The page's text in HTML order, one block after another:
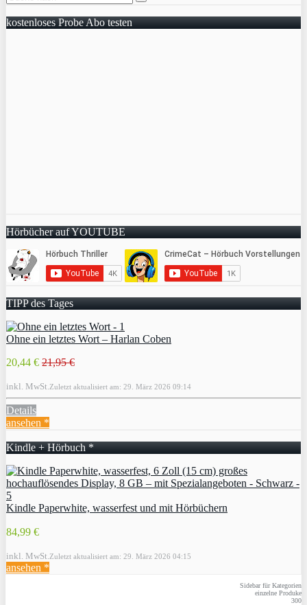
kostenloses Probe Abo testen
Hörbücher auf YOUTUBE
TIPP des Tages
Ohne ein letztes Wort – Harlan Coben
20,44 € 21,95 €
inkl. MwSt. Zuletzt aktualisiert am: 29. März 2026 09:14
Details
ansehen *
Kindle + Hörbuch *
Kindle Paperwhite, wasserfest und mit Hörbüchern
84,99 €
inkl. MwSt. Zuletzt aktualisiert am: 29. März 2026 04:15
ansehen *
Sidebar für Kategorien
einzelne Produke
300